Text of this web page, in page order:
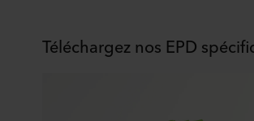
Téléchargez nos EPD